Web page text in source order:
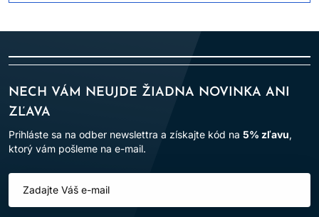
nepoužívajte.
máte vyrážky, citlivú, podráždenú alebo poškodenú
pokožku hlavy,
ste v minulosti zaznamenali alergickú reakciu na farbenie
vlasov,
ste už mali alergickú reakciu na dočasné tetovanie čiernou
henou.
NECH VÁM NEUJDE ŽIADNA NOVINKA ANI
ZĽAVA
Prihláste sa na odber newslettra a získajte kód na 5% zľavu,
ktorý vám pošleme na e-mail.